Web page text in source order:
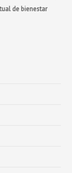
de bienestar